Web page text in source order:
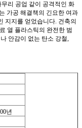
리 공업 같이 공격적인 화
가공 해결책의 긴요한 여과
지지를 얻었습니다. 건축의
열 플라스틱의 완전한 범
안감이 없는 탄소 강철,
년